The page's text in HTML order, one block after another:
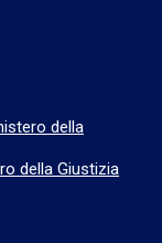
della
della Giustizia